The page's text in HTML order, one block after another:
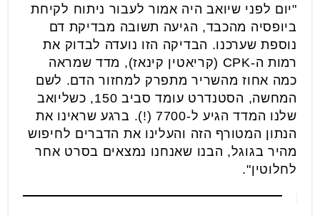
"יום לפני שיואב היה אמור לעבור ניתוח לקיחת
ביופסיה מהכבד, הגיעה תשובה מבדיקת דם
נוספת שערכנו. הבדיקה הזו נועדה לבדוק את
רמות ה-CPK (קריאטין קינאז), מדד שמראה
כמה אחוז מהשריר מתפרק למחזור הדם. לשם
המחשה, הסטנדרט עומד סביב 150, כשליואב
שלנו המדד הגיע ל-7700 (!). ברגע שראינו את
הנתון המטורף הזה והעלינו את הדברים לחיפוש
מהיר בגוגל, הבנו שאנחנו נמצאים בסרט אחר
לחלוטין".